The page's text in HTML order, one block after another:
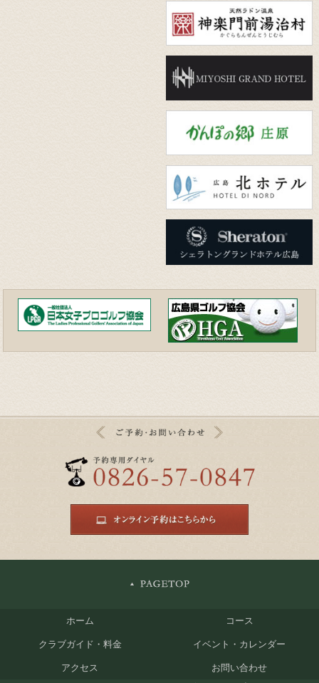
ホーム コース
クラブガイド・料金 イベント・カレンダー
アクセス お問い合わせ